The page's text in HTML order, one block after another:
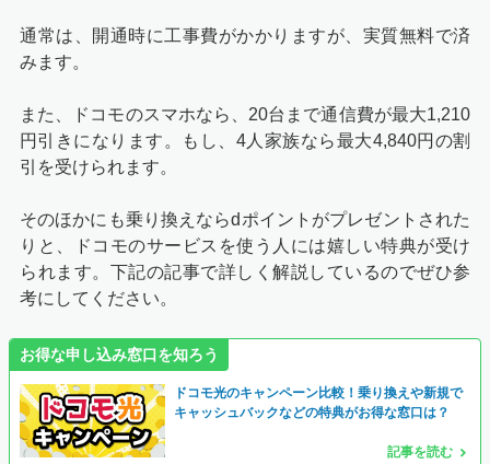
通常は、開通時に工事費がかかりますが、実質無料で済
みます。
また、ドコモのスマホなら、20台まで通信費が最大1,210
円引きになります。もし、4人家族なら最大4,840円の割
引を受けられます。
そのほかにも乗り換えならdポイントがプレゼントされた
りと、ドコモのサービスを使う人には嬉しい特典が受け
られます。下記の記事で詳しく解説しているのでぜひ参
考にしてください。
お得な申し込み窓口を知ろう
ドコモ光のキャンペーン比較！乗り換えや新規で
キャッシュバックなどの特典がお得な窓口は？
記事を読む